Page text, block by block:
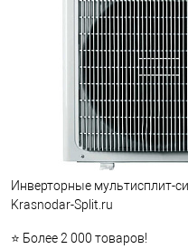
Инверторные мультисплит-
Krasnodar-Split.ru
⭐ Более 2 000 товаров!